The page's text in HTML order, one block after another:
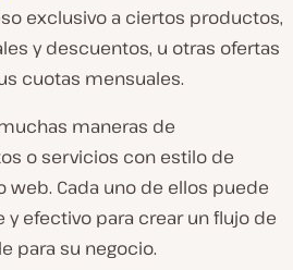
exclusivo a ciertos productos,
y descuentos, u otras ofertas
cuotas mensuales.
maneras de
o servicios con estilo de
Cada uno de ellos puede
efectivo para crear un flujo de
para su negocio.